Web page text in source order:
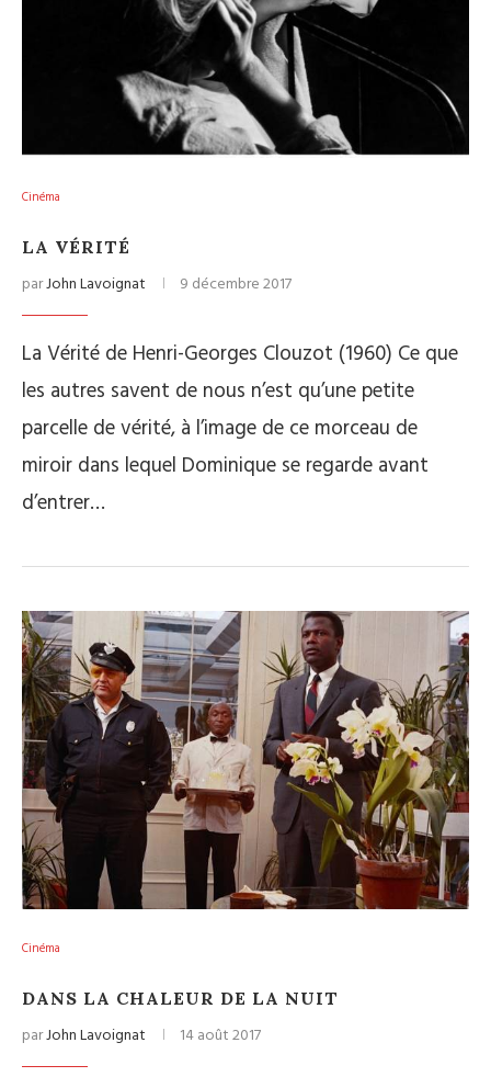
Cinéma
LA VÉRITÉ
parJohn Lavoignat 9 décembre 2017
La Vérité de Henri-Georges Clouzot (1960) Ce que
les autres savent de nous n’est qu’une petite
parcelle de vérité, à l’image de ce morceau de
miroir dans lequel Dominique se regarde avant
d’entrer…
Cinéma
DANS LA CHALEUR DE LA NUIT
parJohn Lavoignat 14 août 2017